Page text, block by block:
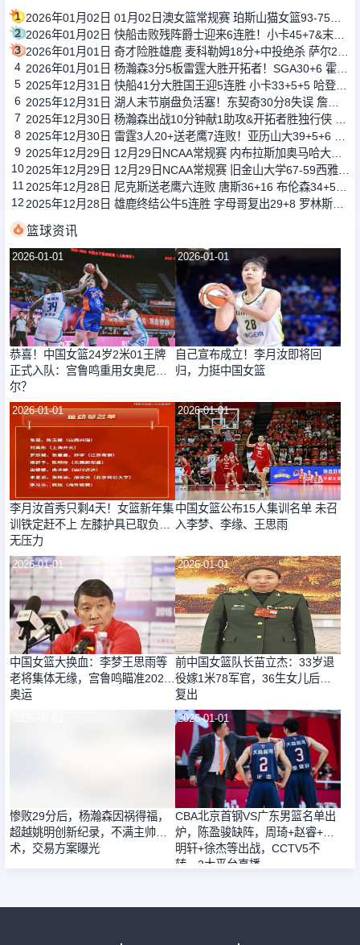
1
2
3
4
5
6
7
8
9
10
11
12
篮球资讯
2026-01-01
恭喜！中国女篮24岁2米01王牌
正式入队：宫鲁鸣重用女奥尼
尔？
2026-01-01
自己宣布成立！李月汝即将回
归，力挺中国女篮
2026-01-01
李月汝首秀只剩4天！女篮新年集
训铁定赶不上 左膝护具已取负重
无压力
2026-01-01
中国女篮公布15人集训名单 未召
入李梦、李缘、王思雨
2026-01-01
中国女篮大换血：李梦王思雨等
老将集体无缘，宫鲁鸣瞄准2028
奥运
2026-01-01
前中国女篮队长苗立杰：33岁退
役嫁1米78军官，36生女儿后又
复出
惨败29分后，杨瀚森因祸得福，
超越姚明创新纪录，不满主帅战
术，交易方案曝光
2026-01-01
CBA北京首钢VS广东男篮名单出
炉，陈盈骏缺阵，周琦+赵睿+胡
明轩+徐杰等出战，CCTV5不
转，2大平台直播